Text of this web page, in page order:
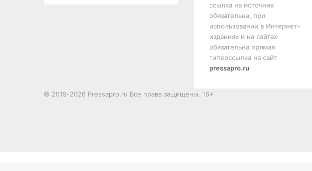
ссылка на источник
обязательна, при
использовании в Интернет-
изданиях и на сайтах
обязательна прямая
гиперссылка на сайт
pressapro.ru
© 2019-2026 Pressapro.ru Все права защищены. 16+